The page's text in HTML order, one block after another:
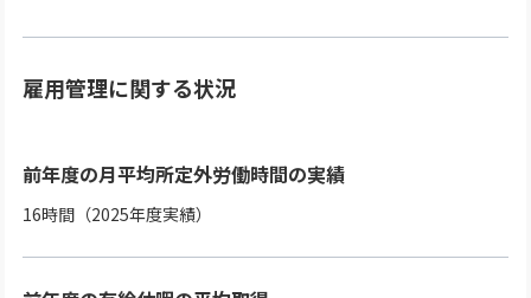
雇用管理に関する状況
前年度の月平均所定外労働時間の実績
16時間（2025年度実績）